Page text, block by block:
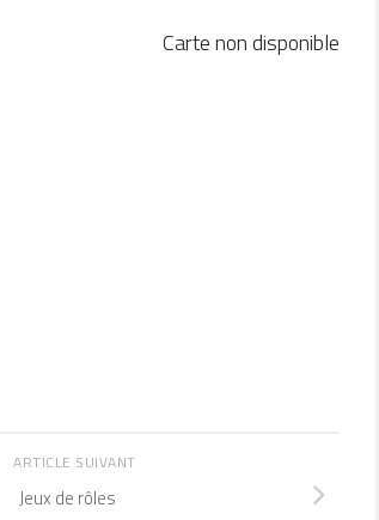
Carte non disponible
ARTICLE SUIVANT
Jeux de rôles